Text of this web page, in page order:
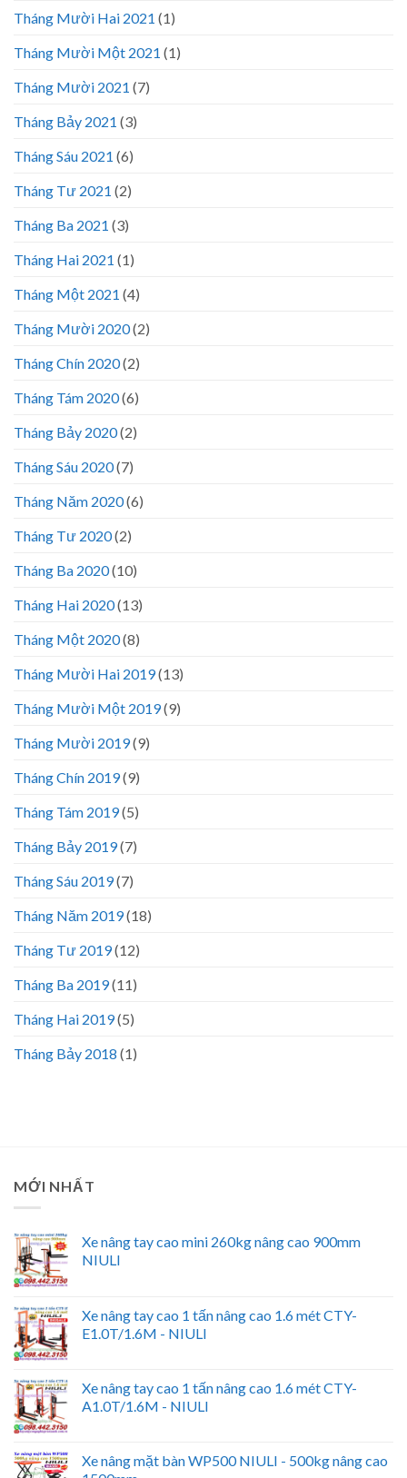
Tháng Mười Hai 2021 (1)
Tháng Mười Một 2021 (1)
Tháng Mười 2021 (7)
Tháng Bảy 2021 (3)
Tháng Sáu 2021 (6)
Tháng Tư 2021 (2)
Tháng Ba 2021 (3)
Tháng Hai 2021 (1)
Tháng Một 2021 (4)
Tháng Mười 2020(2)
Tháng Chín 2020(2)
Tháng Tám 2020(6)
Tháng Bảy 2020(2)
Tháng Sáu 2020(7)
Tháng Năm 2020(6)
Tháng Tư 2020(2)
Tháng Ba 2020(10)
Tháng Hai 2020(13)
Tháng Một 2020(8)
Tháng Mười Hai 2019(13)
Tháng Mười Một 2019(9)
Tháng Mười 2019(9)
Tháng Chín 2019(9)
Tháng Tám 2019(5)
Tháng Bảy 2019(7)
Tháng Sáu 2019(7)
Tháng Năm 2019(18)
Tháng Tư 2019(12)
Tháng Ba 2019(11)
Tháng Hai 2019(5)
Tháng Bảy 2018 (1)
MỚI NHẤT
Xe nâng tay cao mini 260kg nâng cao 900mm
NIULI
Xe nâng tay cao 1 tấn nâng cao 1.6 mét CTY-
E1.0T/1.6M - NIULI
Xe nâng tay cao 1 tấn nâng cao 1.6 mét CTY-
A1.0T/1.6M - NIULI
Xe nâng mặt bàn WP500 NIULI - 500kg nâng cao